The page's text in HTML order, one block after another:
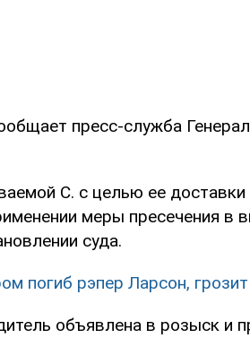
пресс-служба
С. с целью ее доставки
меры пресечения в
суда.
погиб рэпер Ларсон,
объявлена в розыск и